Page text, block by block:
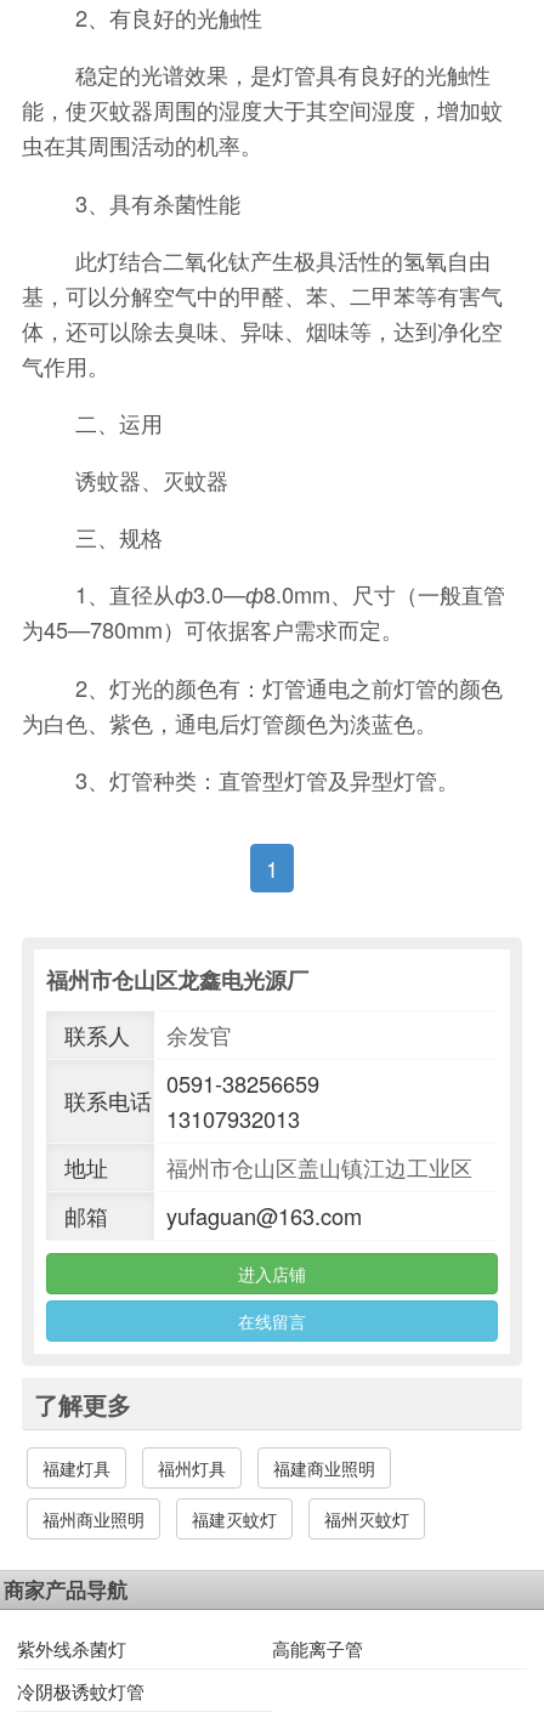
2、有良好的光触性
稳定的光谱效果，是灯管具有良好的光触性
能，使灭蚊器周围的湿度大于其空间湿度，增加蚊
虫在其周围活动的机率。
3、具有杀菌性能
此灯结合二氧化钛产生极具活性的氢氧自由
基，可以分解空气中的甲醛、苯、二甲苯等有害气
体，还可以除去臭味、异味、烟味等，达到净化空
气作用。
二、运用
诱蚊器、灭蚊器
三、规格
1、直径从ф3.0—ф8.0mm、尺寸（一般直管
为45—780mm）可依据客户需求而定。
2、灯光的颜色有：灯管通电之前灯管的颜色
为白色、紫色，通电后灯管颜色为淡蓝色。
3、灯管种类：直管型灯管及异型灯管。
1
福州市仓山区龙鑫电光源厂
联系人
余发官
联系电话
0591-38256659
13107932013
地址
福州市仓山区盖山镇江边工业区
邮箱
yufaguan@163.com
进入店铺
在线留言
了解更多
福建灯具 福州灯具 福建商业照明
福州商业照明 福建灭蚊灯 福州灭蚊灯
商家产品导航
紫外线杀菌灯
高能离子管
冷阴极诱蚊灯管